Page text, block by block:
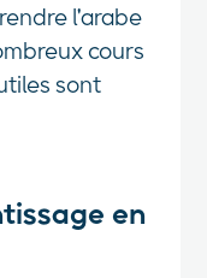
l'arabe
cours
sont
en